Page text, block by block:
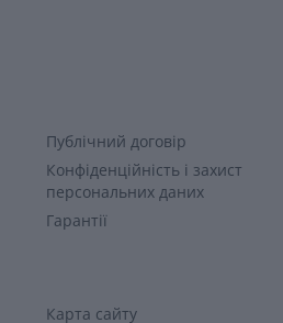
Публічний договір
Конфіденційність і захист
персональних даних
Гарантії
Карта сайту